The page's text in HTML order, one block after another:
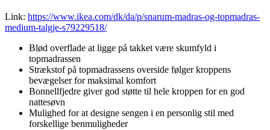
Link: https://www.ikea.com/dk/da/p/snarum-madras-og-topmadras-
medium-talgje-s79229518/
Blød overflade at ligge på takket være skumfyld i
topmadrassen
Strækstof på topmadrassens overside følger kroppens
bevægelser for maksimal komfort
Bonnellfjedre giver god støtte til hele kroppen for en god
nattesøvn
Mulighed for at designe sengen i en personlig stil med
forskellige benmuligheder